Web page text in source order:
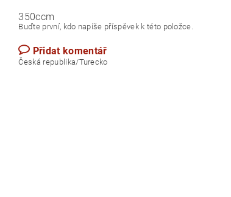
350ccm
Buďte první, kdo napíše příspěvek k této položce.
Přidat komentář
Česká republika/Turecko